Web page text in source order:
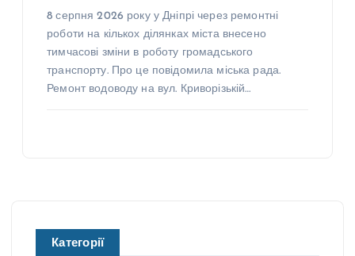
8 серпня 2026 року у Дніпрі через ремонтні
роботи на кількох ділянках міста внесено
тимчасові зміни в роботу громадського
транспорту. Про це повідомила міська рада.
Ремонт водоводу на вул. Криворізькій…
Категорії